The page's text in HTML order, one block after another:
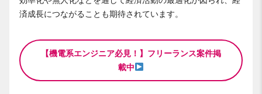
済成長につながることも期待されています。
【機電系エンジニア必見！】フリーランス案件掲
載中